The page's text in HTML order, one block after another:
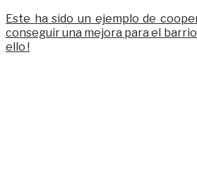
Este ha sido un ejemplo de
conseguir una mejora para el
ello !